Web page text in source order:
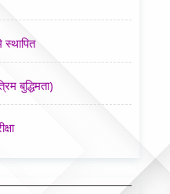
बुद्धिमता)